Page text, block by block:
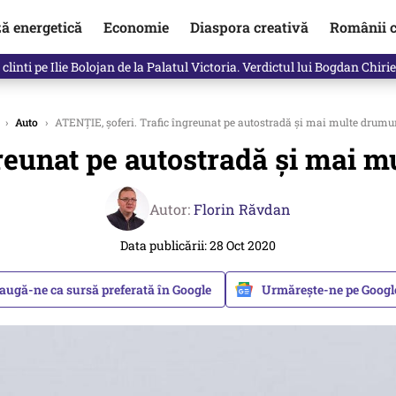
energetică Economie Diaspora creativă Românii
pe Ilie Bolojan de la Palatul Victoria. Verdictul lui Bogdan
› Auto › ATENŢIE, şoferi. Trafic îngreunat pe autostradă şi mai multe
pe autostradă şi mai
Autor:Florin Răvdan
Data publicării: 28 Oct 2020
ne ca sursă preferată în Google Urmărește-ne pe